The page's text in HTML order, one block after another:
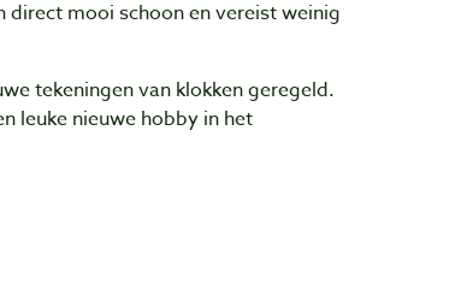
direct mooi schoon en vereist weinig
tekeningen van klokken geregeld.
leuke nieuwe hobby in het